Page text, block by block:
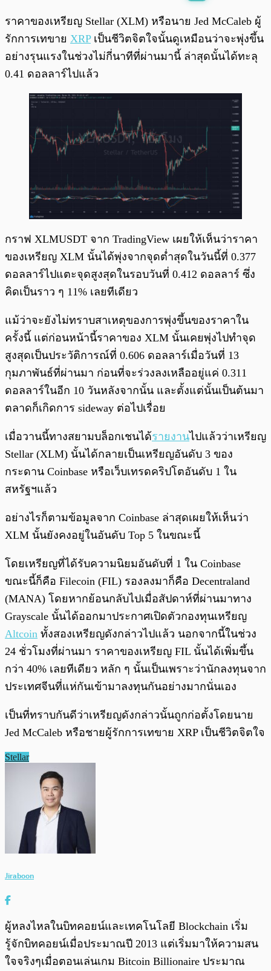
พร้อมเล่น
ราคาของเหรียญ Stellar (XLM) หรือนาย Jed McCaleb ผู้
รักการเทขาย XRPเป็นชีวิตจิตใจนั้นดูเหมือนว่าจะพุ่งขึ้น
อย่างรุนแรงในช่วงไม่กี่นาทีที่ผ่านมานี้ ล่าสุดนั้นได้ทะลุ
0.41 ดอลลาร์ไปแล้ว
กราฟ XLMUSDT จาก TradingView เผยให้เห็นว่าราคา
ของเหรียญ XLM นั้นได้พุ่งจากจุดต่ำสุดในวันนี้ที่ 0.377
ดอลลาร์ไปแตะจุดสูงสุดในรอบวันที่ 0.412 ดอลลาร์ ซึ่ง
คิดเป็นราว ๆ 11% เลยทีเดียว
แม้ว่าจะยังไม่ทราบสาเหตุของการพุ่งขึ้นของราคาใน
ครั้งนี้ แต่ก่อนหน้านี้ราคาของ XLM นั้นเคยพุ่งไปทำจุด
สูงสุดเป็นประวัติการณ์ที่ 0.606 ดอลลาร์เมื่อวันที่ 13
กุมภาพันธ์ที่ผ่านมา ก่อนที่จะร่วงลงเหลืออยู่แค่ 0.311
ดอลลาร์ในอีก 10 วันหลังจากนั้น และตั้งแต่นั้นเป็นต้นมา
ตลาดก็เกิดการ sideway ต่อไปเรื่อย
เมื่อวานนี้ทางสยามบล็อกเชนได้รายงานไปแล้วว่าเหรียญ
Stellar (XLM) นั้นได้กลายเป็นเหรียญอันดับ 3 ของ
กระดาน Coinbase หรือเว็บเทรดคริปโตอันดับ 1 ใน
สหรัฐฯแล้ว
อย่างไรก็ตามข้อมูลจาก Coinbase ล่าสุดเผยให้เห็นว่า
XLM นั้นยังคงอยู่ในอันดับ Top 5 ในขณะนี้
โดยเหรียญที่ได้รับความนิยมอันดับที่ 1 ใน Coinbase
ขณะนี้ก็คือ Filecoin (FIL) รองลงมาก็คือ Decentraland
(MANA) โดยหากย้อนกลับไปเมื่อสัปดาห์ที่ผ่านมาทาง
Grayscale นั้นได้ออกมาประกาศเปิดตัวกองทุนเหรียญ
Altcoin ทั้งสองเหรียญดังกล่าวไปแล้ว นอกจากนี้ในช่วง
24 ชั่วโมงที่ผ่านมา ราคาของเหรียญ FIL นั้นได้เพิ่มขึ้น
กว่า 40% เลยทีเดียว หลัก ๆ นั้นเป็นเพราะว่านักลงทุนจาก
ประเทศจีนที่แห่กันเข้ามาลงทุนกันอย่างมากนั่นเอง
เป็นที่ทราบกันดีว่าเหรียญดังกล่าวนั้นถูกก่อตั้งโดยนาย
Jed McCaleb หรือชายผู้รักการเทขาย XRP เป็นชีวิตจิตใจ
Stellar
Jiraboon
ผู้หลงไหลในบิทคอยน์และเทคโนโลยี Blockchain เริ่ม
รู้จักบิทคอยน์เมื่อประมาณปี 2013 แต่เริ่มมาให้ความสน
ใจจริงๆเมื่อตอนเล่นเกม Bitcoin Billionaire ประมาณ